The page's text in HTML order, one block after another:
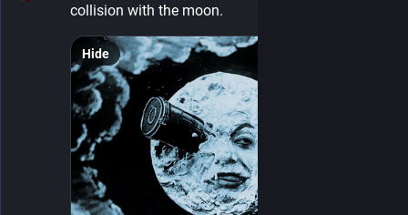
collision with the moon.
Hide